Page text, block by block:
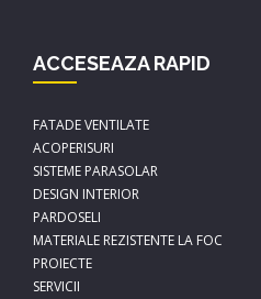
ACCESEAZA RAPID
FATADE VENTILATE
ACOPERISURI
SISTEME PARASOLAR
DESIGN INTERIOR
PARDOSELI
MATERIALE REZISTENTE LA FOC
PROIECTE
SERVICII